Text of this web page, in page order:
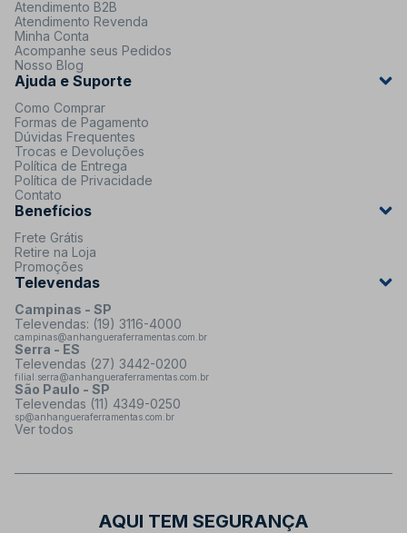
Atendimento B2B
Atendimento Revenda
Minha Conta
Acompanhe seus Pedidos
Nosso Blog
Ajuda e Suporte
Como Comprar
Formas de Pagamento
Dúvidas Frequentes
Trocas e Devoluções
Política de Entrega
Política de Privacidade
Contato
Benefícios
Frete Grátis
Retire na Loja
Promoções
Televendas
Campinas - SP
Televendas: (19) 3116-4000
campinas@anhangueraferramentas.com.br
Serra - ES
Televendas (27) 3442-0200
filial.serra@anhangueraferramentas.com.br
São Paulo - SP
Televendas (11) 4349-0250
sp@anhangueraferramentas.com.br
Ver todos
AQUI TEM SEGURANÇA